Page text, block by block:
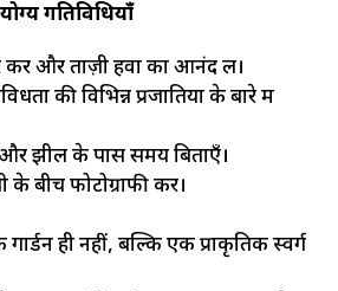
गतिविधियाँ
करें और ताज़ी हवा का आनंद लें।
की विभिन्न प्रजातियों के बारे में
झील के पास समय बिताएँ।
बीच फोटोग्राफी करें।
ही नहीं, बल्कि एक प्राकृतिक स्वर्ग